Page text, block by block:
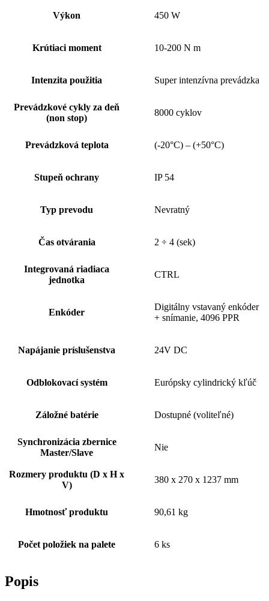
Výkon 450 W
Krútiaci moment 10-200 N m
Intenzita použitia Super intenzívna prevádzka
Prevádzkové cykly za deň
(non stop)
8000 cyklov
Prevádzková teplota (-20°C) – (+50°C)
Stupeň ochrany IP 54
Typ prevodu Nevratný
Čas otvárania 2 ÷ 4 (sek)
Integrovaná riadiaca
jednotka
CTRL
Enkóder
Digitálny vstavaný enkóder
+ snímanie, 4096 PPR
Napájanie príslušenstva 24V DC
Odblokovací systém Európsky cylindrický kľúč
Záložné batérie Dostupné (voliteľné)
Synchronizácia zbernice
Master/Slave
Nie
Rozmery produktu (D x H x
V)
380 x 270 x 1237 mm
Hmotnosť produktu 90,61 kg
Počet položiek na palete 6 ks
Popis